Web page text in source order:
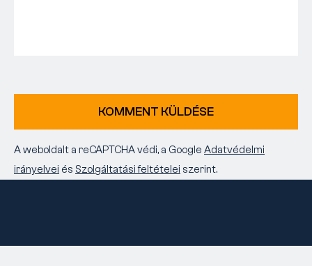
KOMMENT KÜLDÉSE
A weboldalt a reCAPTCHA védi, a Google Adatvédelmi
irányelvei és Szolgáltatási feltételei szerint.